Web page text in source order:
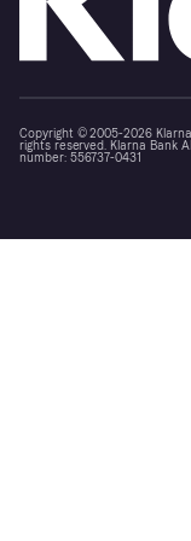
Copyright © 2005-2026
rights reserved. Klarna Bank
number: 556737-0431